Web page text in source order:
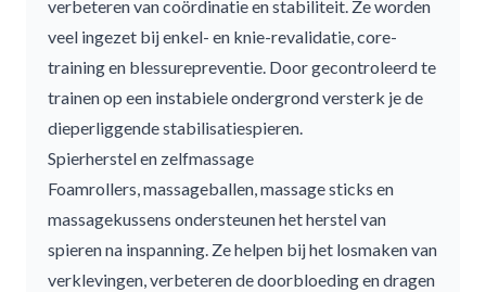
verbeteren van coördinatie en stabiliteit. Ze worden
veel ingezet bij enkel- en knie-revalidatie, core-
training en blessurepreventie. Door gecontroleerd te
trainen op een instabiele ondergrond versterk je de
dieperliggende stabilisatiespieren.
Spierherstel en zelfmassage
Foamrollers,massageballen,massage sticks en
massagekussens ondersteunen het herstel van
spieren na inspanning. Ze helpen bij het losmaken van
verklevingen, verbeteren de doorbloeding en dragen